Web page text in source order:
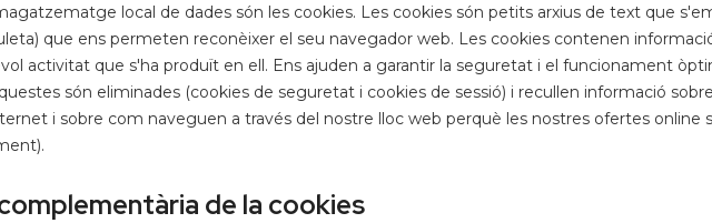
local de dades són les cookies. Les cookies són petits arxius de text que
que ens permeten reconèixer el seu navegador web. Les cookies contenen
activitat que s'ha produït en ell. Ens ajuden a garantir la seguretat i el funcionament
són eliminades (cookies de seguretat i cookies de sessió) i recullen informació
i sobre com naveguen a través del nostre lloc web perquè les nostres ofertes online
de la cookies